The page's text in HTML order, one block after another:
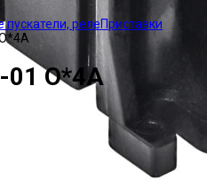
релеПриставки
01 О*4А
Есть на складе
ЭТАЛ0000167